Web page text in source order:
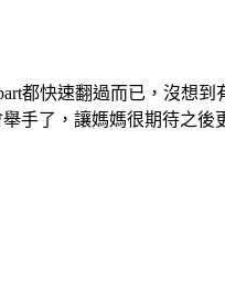
都快速翻過而已，沒想
手了，讓媽媽很期待之後